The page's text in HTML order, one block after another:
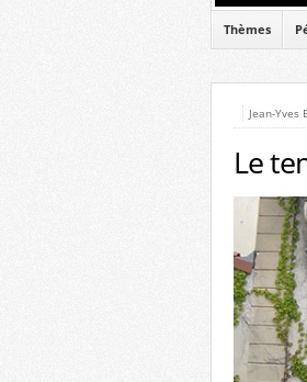
Thèmes
Jean-Yves
Le